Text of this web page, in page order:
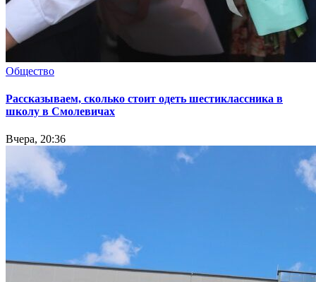
Общество
Рассказываем, сколько стоит одеть шестиклассника в
школу в Смолевичах
Вчера, 20:36